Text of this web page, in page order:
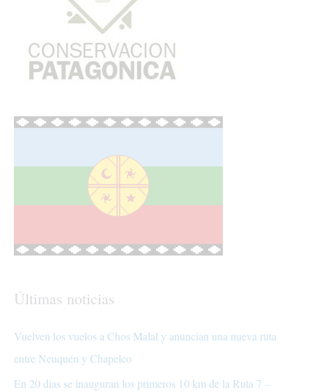
Últimas noticias
Vuelven los vuelos a Chos Malal y anuncian una nueva ruta
entre Neuquén y Chapelco
En 20 días se inauguran los primeros 10 km de la Ruta 7 –